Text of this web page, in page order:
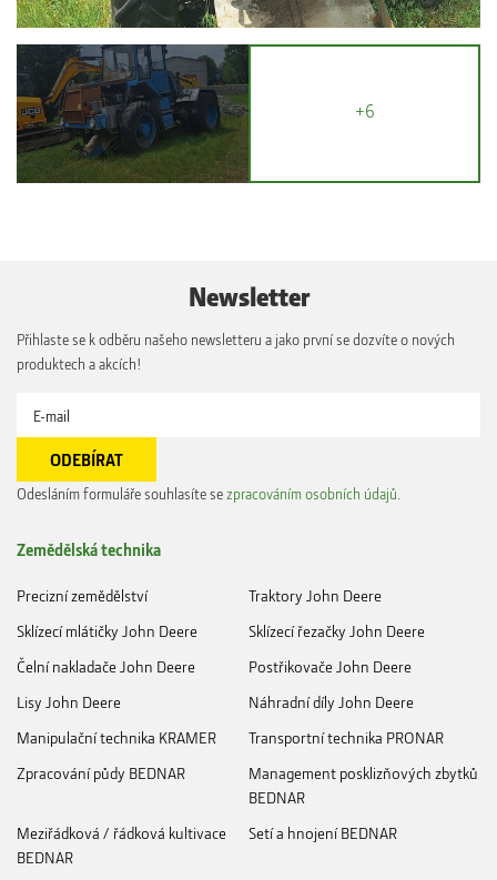
+6
Newsletter
Přihlaste se k odběru našeho newsletteru a jako první se dozvíte o nových
produktech a akcích!
Odesláním formuláře souhlasíte sezpracováním osobních údajů
Zemědělská technika
Precizní zemědělství
Traktory John Deere
Sklízecí mlátičky John Deere
Sklízecí řezačky John Deere
Čelní nakladače John Deere
Postřikovače John Deere
Lisy John Deere
Náhradní díly John Deere
Manipulační technika KRAMER
Transportní technika PRONAR
Zpracování půdy BEDNAR
Management posklizňových zbytků
BEDNAR
Meziřádková / řádková kultivace
BEDNAR
Setí a hnojení BEDNAR